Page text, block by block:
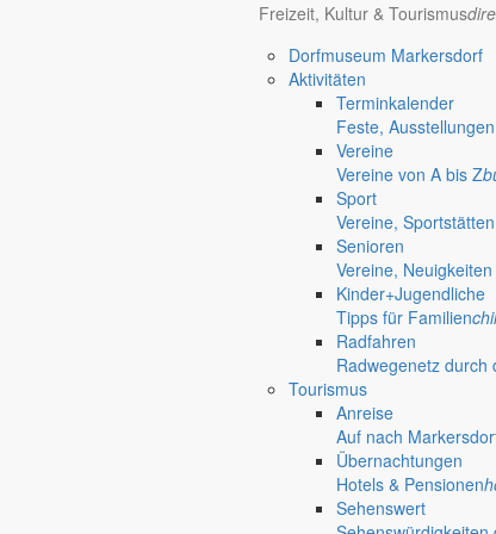
Freizeit, Kultur & Tourismus
Dorfmuseum Markersdorf
Aktivitäten
Terminkalender
Feste,
Vereine
Vereine von A bis Z
Sport
Vereine,
Senioren
Vereine,
Kinder+Jugendliche
Tipps für Familien
Radfahren
Radwegenetz durch
Tourismus
Anreise
Auf nach
Übernachtungen
Hotels & Pensionen
Sehenswert
Redaktionelle Wiedergabe amtlicher Informationen
Bekanntmachungen mehr aus
Vorhabenbezogenen
Bekanntmachung der Genehmigung des Vorhabenbezogenen